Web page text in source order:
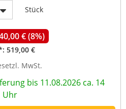
Stück
€ (8%)
519,00 €
MwSt.
bis 11.08.2026 ca. 14
Uhr